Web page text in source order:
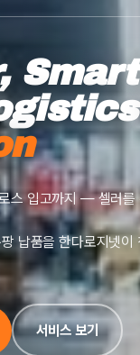
스 입고까지 — 셀러를
팡 납품을 한다로지넷
서비스 보기